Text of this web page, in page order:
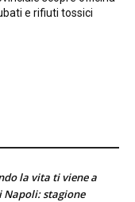
e rifiuti tossici
la vita ti viene a
Napoli: stagione